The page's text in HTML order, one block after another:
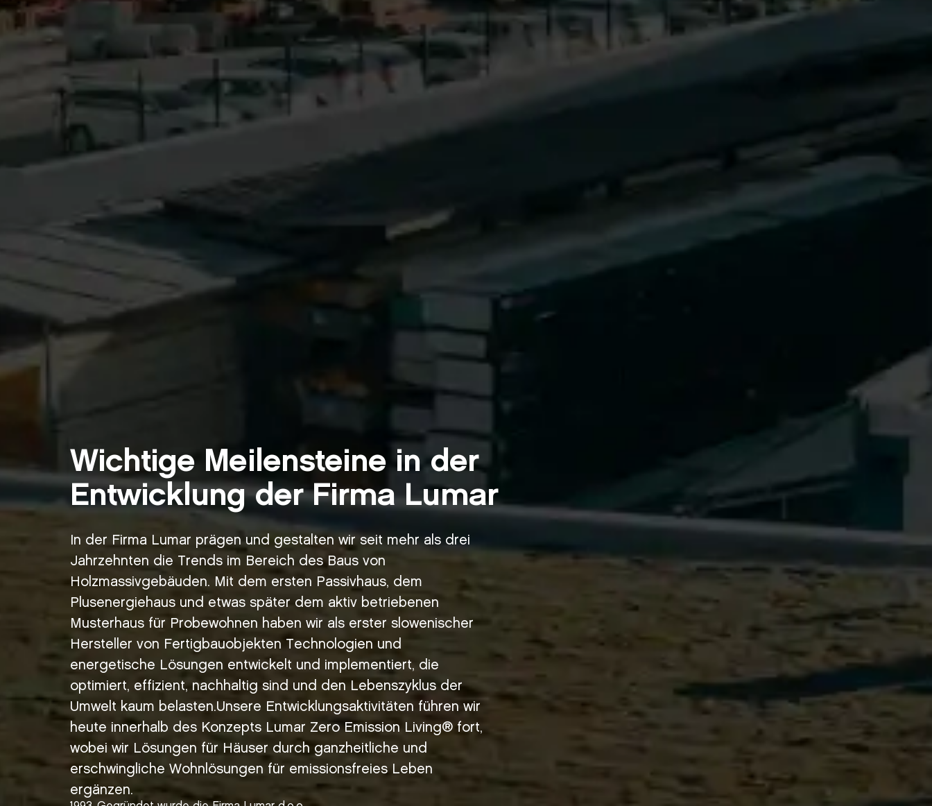
Wichtige Meilensteine in der
Entwicklung der Firma Lumar
In der Firma Lumar prägen und gestalten wir seit mehr als drei
Jahrzehnten die Trends im Bereich des Baus von
Holzmassivgebäuden. Mit dem ersten Passivhaus, dem
Plusenergiehaus und etwas später dem aktiv betriebenen
Musterhaus für Probewohnen haben wir als erster slowenischer
Hersteller von Fertigbauobjekten Technologien und
energetische Lösungen entwickelt und implementiert, die
optimiert, effizient, nachhaltig sind und den Lebenszyklus der
Umwelt kaum belasten.Unsere Entwicklungsaktivitäten führen wir
heute innerhalb des Konzepts Lumar Zero Emission Living® fort,
wobei wir Lösungen für Häuser durch ganzheitliche und
erschwingliche Wohnlösungen für emissionsfreies Leben
ergänzen.